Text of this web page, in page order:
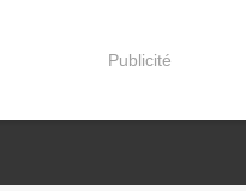
Publicité